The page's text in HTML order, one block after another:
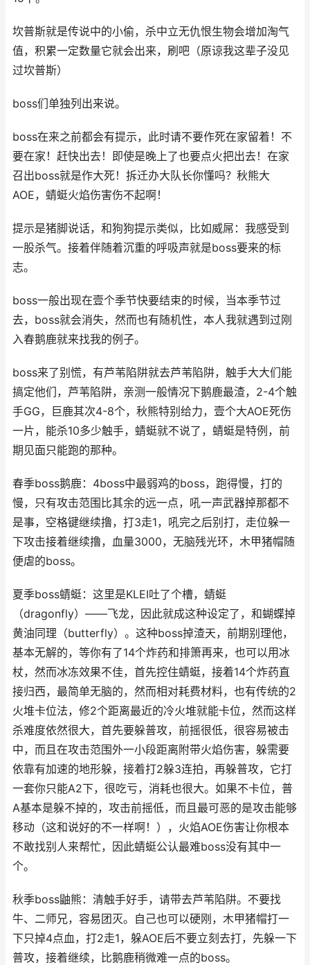
坎普斯就是传说中的小偷，杀中立无仇恨生物会增加淘气
值，积累一定数量它就会出来，刷吧（原谅我这辈子没见
过坎普斯）
boss们单独列出来说。
boss在来之前都会有提示，此时请不要作死在家留着！不
要在家！赶快出去！即使是晚上了也要点火把出去！在家
召出boss就是作大死！拆迁办大队长你懂吗？秋熊大
AOE，蜻蜓火焰伤害伤不起啊！
提示是猪脚说话，和狗狗提示类似，比如威屌：我感受到
一股杀气。接着伴随着沉重的呼吸声就是boss要来的标
志。
boss一般出现在壹个季节快要结束的时候，当本季节过
去，boss就会消失，然而也有随机性，本人我就遇到过刚
入春鹅鹿就来找我的例子。
boss来了别慌，有芦苇陷阱就去芦苇陷阱，触手大大们能
搞定他们，芦苇陷阱，亲测一般情况下鹅鹿最渣，2-4个触
手GG，巨鹿其次4-8个，秋熊特别给力，壹个大AOE死伤
一片，能杀10多少触手，蜻蜓就不说了，蜻蜓是特例，前
期见面只能跑的那种。
春季boss鹅鹿：4boss中最弱鸡的boss，跑得慢，打的
慢，只有攻击范围比其余的远一点，吼一声武器掉那都不
是事，空格键继续撸，打3走1，吼完之后别打，走位躲一
下攻击接着继续撸，血量3000，无脑残光环，木甲猪帽随
便虐的boss。
夏季boss蜻蜓：这里是KLEI吐了个槽，蜻蜓
（dragonfly）——飞龙，因此就成这种设定了，和蝴蝶掉
黄油同理（butterfly）。这种boss掉渣天，前期别理他，
基本无解的，等你有了14个炸药和排箫再来，也可以用冰
杖，然而冰冻效果不佳，首先控住蜻蜓，接着14个炸药直
接归西，最简单无脑的，然而相对耗费材料，也有传统的2
火堆卡位法，修2个距离最近的冷火堆就能卡位，然而这样
杀难度依然很大，首先要躲普攻，前摇很低，很容易被击
中，而且在攻击范围外一小段距离附带火焰伤害，躲需要
依靠有加速的地形躲，接着打2躲3连拍，再躲普攻，它打
一套你只能A2下，很吃亏，消耗也很大。如果不卡位，普
A基本是躲不掉的，攻击前摇低，而且最可恶的是攻击能够
移动（这和说好的不一样啊！），火焰AOE伤害让你根本
不敢找别人来帮忙，因此蜻蜓公认最难boss没有其中一
个。
秋季boss鼬熊：清触手好手，请带去芦苇陷阱。不要找
牛、二师兄，容易团灭。自己也可以硬刚，木甲猪帽打一
下只掉4点血，打2走1，躲AOE后不要立刻去打，先躲一下
普攻，接着继续，比鹅鹿稍微难一点的boss。